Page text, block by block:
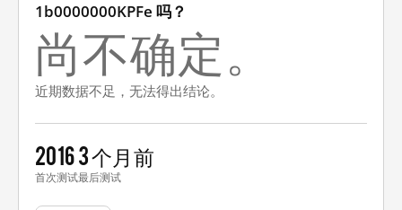
1b0000000KPFe 吗？
尚不确定。
近期数据不足，无法得出结论。
2016
首次测试
3 个月前
最后测试